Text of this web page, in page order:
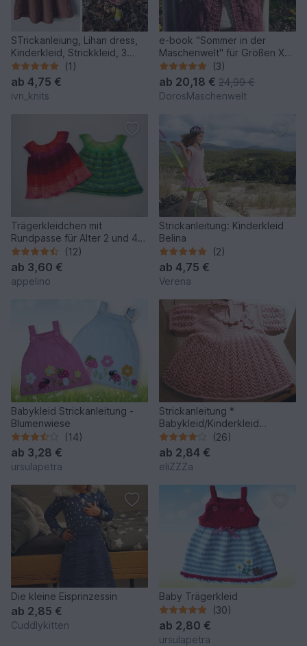
STrickanleiung, Lihan dress,
Kinderkleid, Strickkleid, 3
Monate - 13 Jahre
(1)
ab 4,75 €
ivn_knits
e-book "Sommer in der
Maschenwelt" für Größen XS-
4XL und größer
(3)
ab 20,18 € 24,99 €
DorosMaschenwelt
Trägerkleidchen mit
Rundpasse für Alter 2 und 4
Jahre
(12)
ab 3,60 €
appelino
Strickanleitung: Kinderkleid
Belina
(2)
ab 4,75 €
Verena
Babykleid Strickanleitung -
Blumenwiese
(14)
ab 3,28 €
ursulapetra
Strickanleitung *
Babykleid/Kinderkleid
“Abbey” für 1 Monat/1/3/5/7
Jahre
(26)
ab 2,84 €
eliZZZa
Die kleine Eisprinzessin
ab 2,85 €
Cuddlykitten
Baby Trägerkleid
(30)
ab 2,80 €
ursulapetra